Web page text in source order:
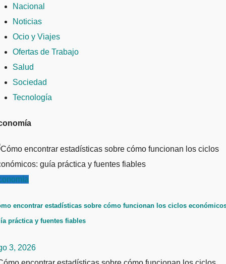
Nacional
Noticias
Ocio y Viajes
Ofertas de Trabajo
Salud
Sociedad
Tecnología
encontrar estadísticas sobre cómo funcionan los ciclos
práctica y fuentes fiables
3, 2026